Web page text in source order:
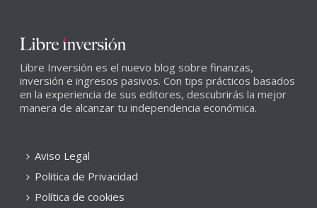
Libre Inversión es el nuevo blog sobre finanzas,
inversión e ingresos pasivos. Con tips prácticos basados
en la experiencia de sus editores, descubrirás la mejor
manera de alcanzar tu independencia económica.
Aviso Legal
Politica de Privacidad
Política de cookies